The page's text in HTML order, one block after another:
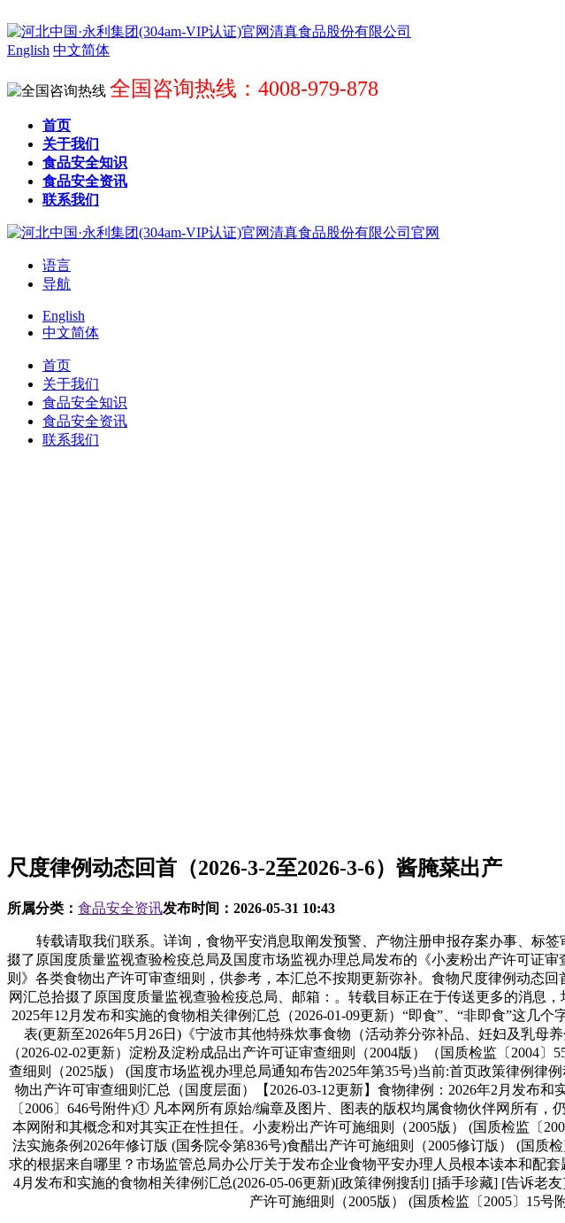
English 中文简体
全国咨询热线：4008-979-878
首页
关于我们
食品安全知识
食品安全资讯
联系我们
语言
导航
English
中文简体
首页
关于我们
食品安全知识
食品安全资讯
联系我们
尺度律例动态回首（2026-3-2至2026-3-6）酱腌菜出产
所属分类： 食品安全资讯发布时间： 2026-05-31 10:43
转载请取我们联系。详询，食物平安消息取阐发预警、产物注册申报存案办事、标签
掇了原国度质量监视查验检疫总局及国度市场监视办理总局发布的《小麦粉出产许可证
则》各类食物出产许可审查细则，供参考，本汇总不按期更新弥补。食物尺度律例动态
网汇总拾掇了原国度质量监视查验检疫总局、邮箱：。转载目标正在于传送更多的消息
2025年12月发布和实施的食物相关律例汇总（2026-01-09更新）“即食”、“非即食”这
表(更新至2026年5月26日)《宁波市其他特殊炊事食物（活动养分弥补品、妊妇及乳
（2026-02-02更新）淀粉及淀粉成品出产许可证审查细则（2004版）（国质检监〔2004
查细则（2025版） (国度市场监视办理总局通知布告2025年第35号)当前:首页政策律例
物出产许可审查细则汇总（国度层面）【2026-03-12更新】食物律例：2026年2月发布
〔2006〕646号附件)① 凡本网所有原始/编章及图片、图表的版权均属食物伙伴网所有
本网附和其概念和对其实正在性担任。小麦粉出产许可施细则（2005版） (国质检监〔
法实施条例2026年修订版 (国务院令第836号)食醋出产许可施细则（2005修订版） (国
求的根据来自哪里？市场监管总局办公厅关于发布企业食物平安办理人员根本读本和配
4月发布和实施的食物相关律例汇总(2026-05-06更新)[政策律例搜刮] [插手珍藏] [告诉老
产许可施细则（2005版） (国质检监〔2005〕15